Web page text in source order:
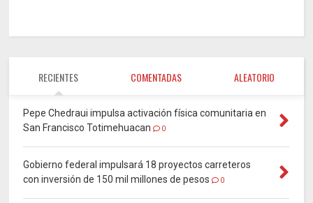
RECIENTES COMENTADAS ALEATORIO
Pepe Chedraui impulsa activación física comunitaria en
San Francisco Totimehuacan
0
Gobierno federal impulsará 18 proyectos carreteros
con inversión de 150 mil millones de pesos
0